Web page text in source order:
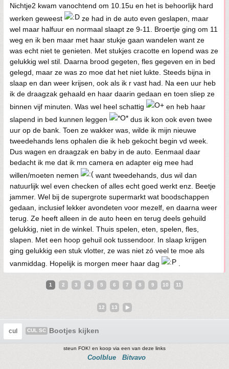
Nichtje2 kwam vanochtend om 10.15u en het is behoorlijk hard
werken geweest
ze had in de auto even geslapen, maar
wel maar halfuur en normaal slaapt ze 9-11. Broertje ging om 11
weg en ik ben maar met haar stukje gaan wandelen want ze
was echt niet te genieten. Met stukjes cracotte en lopend was ze
gelukkig wel stil. Daarna brood gegeten, fles gegeven en in bed
gelegd, maar ze was zo moe dat het niet lukte. Steeds bijna in
slaap en dan weer krijsen, ook als ik r vast had. Na een uur heb
ik de draagzak gehaald en haar daarin gedaan en toen sliep ze
binnen vijf minuten. Was wel heel schattig
en heb haar
slapend in bed kunnen leggen
dus ik kon ook even twee
uur op de bank. Toen ze wakker was, wilde ik mijn nieuwe
tweedehands lens ophalen die ik heb gekocht begin vd week.
Dus wagen en draagzak en baby in de auto. Eenmaal daar
bedacht ik me dat ik mn camera en adapter eig mee had
willen/moeten nemen
want tweedehands, dus wil dan
natuurlijk wel even checken of alles echt goed werkt enz. Beetje
jammer. Wel bij de supergrote supermarkt wat boodschappen
gedaan, inclusief lekker avondeten voor mezelf, en daarna weer
terug. Ze heeft alleen in de auto heen en terug deels gehuild
gelukkig, niet in de winkel. Thuis spelen, eten, spelen, fles,
slapen. Met een hoop gehuil ook tussendoor. In slaap krijgen
ging gelukkig een stuk vlotter, ze was niet zó veel te moe als
vanmiddag. Hopelijk is morgen meer haar dag
.
1 2 3 4 5 6 7 8 9 10 11
12 13
cul CUL SC Bootjes kijken
steun FOK! en koop via een van deze links
Coolblue Bitvavo